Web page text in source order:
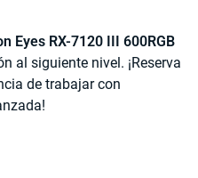
Eyes RX-7120 III 600RGB
al siguiente nivel. ¡Reserva
de trabajar con